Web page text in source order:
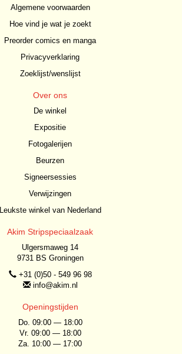
Algemene voorwaarden
Hoe vind je wat je zoekt
Preorder comics en manga
Privacyverklaring
Zoeklijst/wenslijst
Over ons
De winkel
Expositie
Fotogalerijen
Beurzen
Signeersessies
Verwijzingen
Leukste winkel van Nederland
Akim Stripspeciaalzaak
Ulgersmaweg 14
9731 BS Groningen
+31 (0)50 - 549 96 98
info@akim.nl
Openingstijden
Do. 09:00 — 18:00
Vr. 09:00 — 18:00
Za. 10:00 — 17:00